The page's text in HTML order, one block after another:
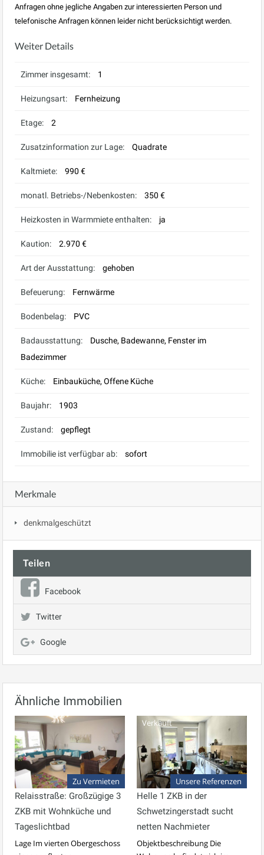
Anfragen ohne jegliche Angaben zur interessierten Person und
telefonische Anfragen können leider nicht berücksichtigt werden.
Weiter Details
Zimmer insgesamt: 1
Heizungsart: Fernheizung
Etage: 2
Zusatzinformation zur Lage: Quadrate
Kaltmiete: 990 €
monatl. Betriebs-/Nebenkosten: 350 €
Heizkosten in Warmmiete enthalten: ja
Kaution: 2.970 €
Art der Ausstattung: gehoben
Befeuerung: Fernwärme
Bodenbelag: PVC
Badausstattung:
Dusche, Badewanne, Fenster im
Badezimmer
Küche: Einbauküche, Offene Küche
Baujahr: 1903
Zustand: gepflegt
Immobilie ist verfügbar ab: sofort
Merkmale
denkmalgeschützt
Teilen
Facebook
Twitter
Google
Ähnliche Immobilien
Zu Vermieten
Relaisstraße: Großzügige 3
ZKB mit Wohnküche und
Tageslichtbad
Lage Im vierten Obergeschoss
Verkauft
Unsere Referenzen
Helle 1 ZKB in der
Schwetzingerstadt sucht
netten Nachmieter
Objektbeschreibung Die